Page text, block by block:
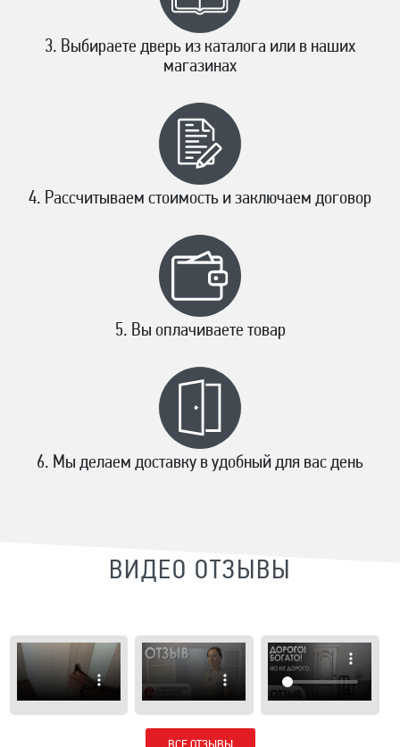
Выбираете дверь из каталога или в наших
магазинах
Рассчитываем стоимость и заключаем договор
Вы оплачиваете товар
Мы делаем доставку в удобный для вас день
ВИДЕО ОТЗЫВЫ